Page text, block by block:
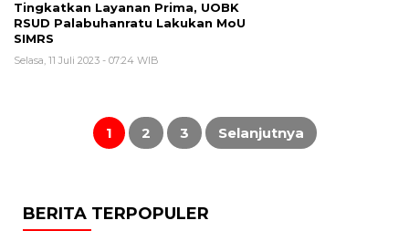
Tingkatkan Layanan Prima, UOBK
RSUD Palabuhanratu Lakukan MoU
SIMRS
Selasa, 11 Juli 2023 - 07:24 WIB
Paginasi
1 2 3 Selanjutnya
BERITA TERPOPULER